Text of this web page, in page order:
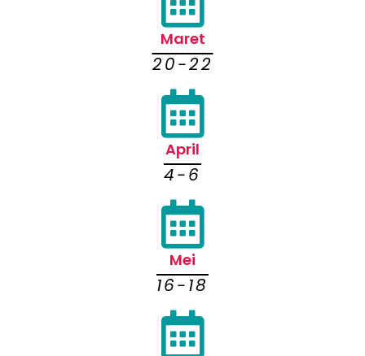
Maret
20-22
April
4-6
Mei
16-18